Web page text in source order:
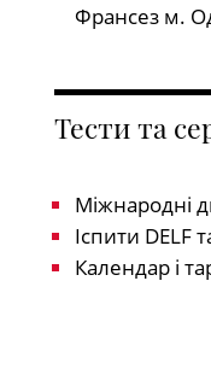
Франсез м.
Тести та
Міжнародні
Іспити DELF
Календар і